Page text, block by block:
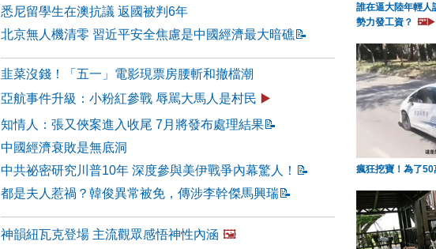
悉尼留學生在澳抗議 返國被判6年
北京無人機清零 習近平安全焦慮是中國經濟最大暗礁📝
韭菜沒錢！「五一」電影現票房腰斬和撤檔潮
亞航事件升級：小粉紅參戰 辱駡大馬人是村民 ▶️
知情人：張又俠案進入收尾 7月將發布處理結果📝
中國經濟衰敗是無底洞
中共祕密研究川普10年 深度參與美伊戰爭內幕驚人！ 📝
都是夫人惹禍？韓俊異常被免，傳涉李幹傑馬興瑞📝
神韻紐瓦克登場 主流觀眾感悟神性內涵 🖼️
誰在逼大陸年輕人
勢力發工資？ 🖼️▶️
瘋狂挖寶！為了